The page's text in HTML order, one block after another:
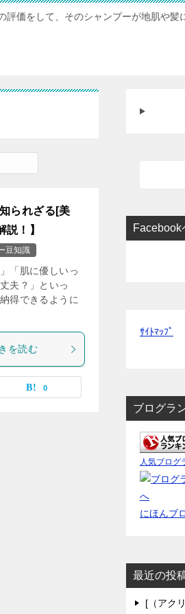
評価をして、そのシャンプーが地肌や髪
られざる[美
！】
豆知識
「肌に優しいっ
夫？」といっ
得できるように
を読む
0
Facebook
ｻｲﾄﾏｯﾌﾟ
ブログラ
人気ブログ
にほんブ
最近の投
[（アク